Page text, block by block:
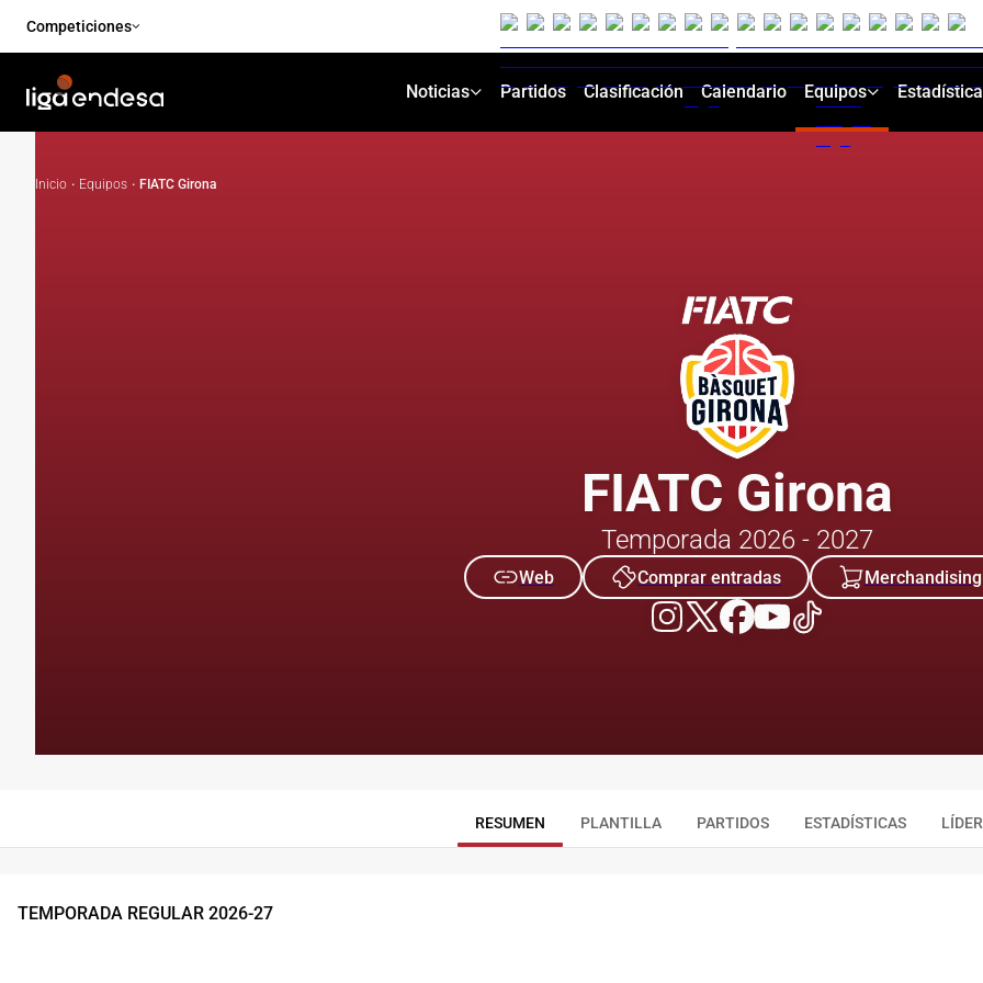
Competiciones
Noticias Partidos Clasificación Calendario Equipos
Inicio · Equipos · FIATC Girona
FIATC Girona
Temporada 2026 - 2027
Web Comprar entradas Merchandising
RESUMEN PLANTILLA PARTIDOS ESTADÍSTICAS
TEMPORADA REGULAR 2026-27